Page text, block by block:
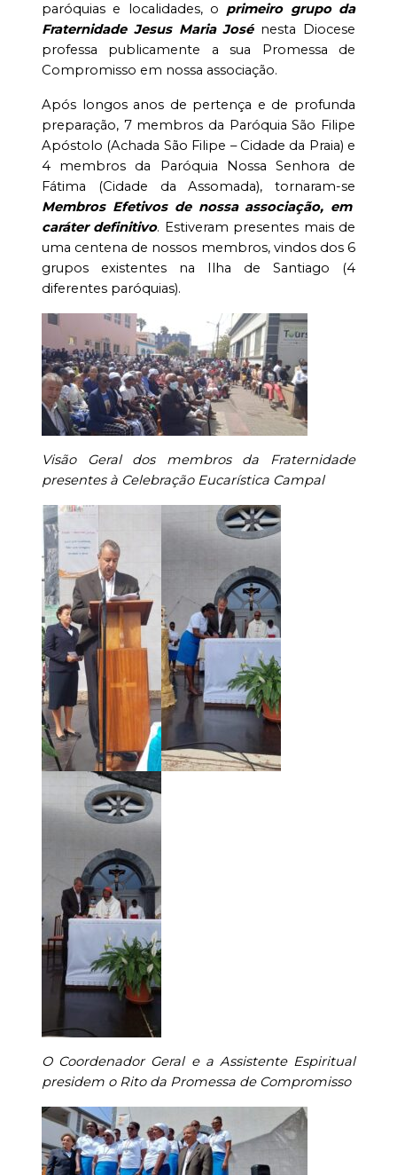
paróquias e localidades, o primeiro grupo da
Fraternidade Jesus Maria José nesta Diocese
professa publicamente a sua Promessa de
Compromisso em nossa associação.
Após longos anos de pertença e de profunda
preparação, 7 membros da Paróquia São Filipe
Apóstolo (Achada São Filipe – Cidade da Praia) e
4 membros da Paróquia Nossa Senhora de
Fátima (Cidade da Assomada), tornaram-se
Membros Efetivos de nossa associação, em
caráter definitivo. Estiveram presentes mais de
uma centena de nossos membros, vindos dos 6
grupos existentes na Ilha de Santiago (4
diferentes paróquias).
Visão Geral dos membros da Fraternidade
presentes à Celebração Eucarística Campal
O Coordenador Geral e a Assistente Espiritual
presidem o Rito da Promessa de Compromisso